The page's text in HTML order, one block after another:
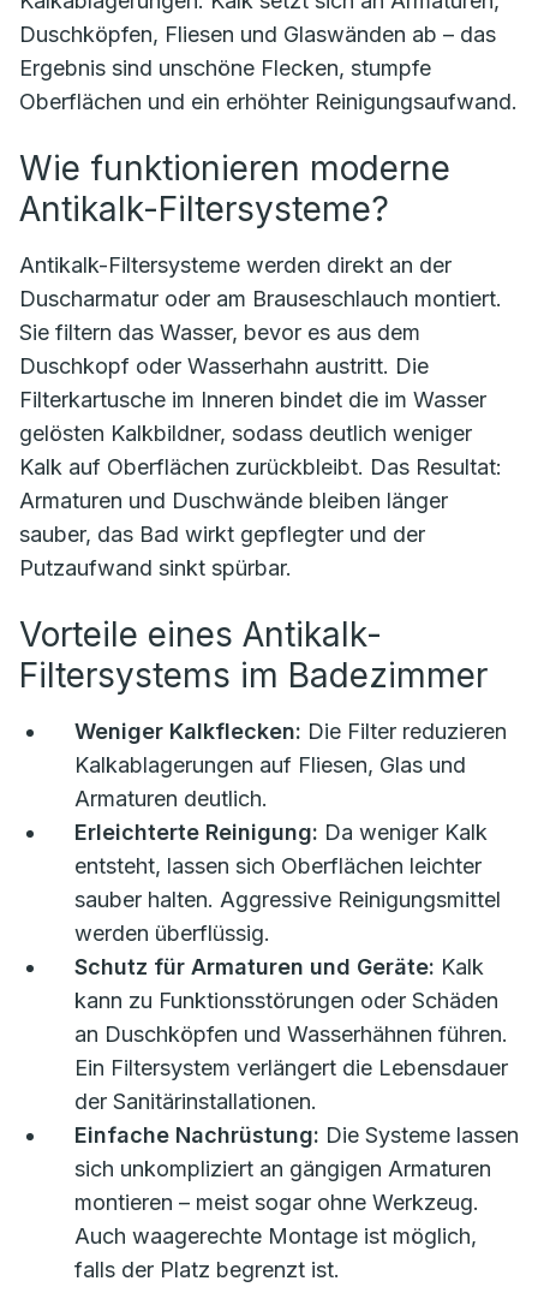
Duschköpfen, Fliesen und Glaswänden ab – das
Ergebnis sind unschöne Flecken, stumpfe
Oberflächen und ein erhöhter Reinigungsaufwand.
Wie funktionieren moderne
Antikalk-Filtersysteme?
Antikalk-Filtersysteme werden direkt an der
Duscharmatur oder am Brauseschlauch montiert.
Sie filtern das Wasser, bevor es aus dem
Duschkopf oder Wasserhahn austritt. Die
Filterkartusche im Inneren bindet die im Wasser
gelösten Kalkbildner, sodass deutlich weniger
Kalk auf Oberflächen zurückbleibt. Das Resultat:
Armaturen und Duschwände bleiben länger
sauber, das Bad wirkt gepflegter und der
Putzaufwand sinkt spürbar.
Vorteile eines Antikalk-
Filtersystems im Badezimmer
Weniger Kalkflecken: Die Filter reduzieren
Kalkablagerungen auf Fliesen, Glas und
Armaturen deutlich.
Erleichterte Reinigung: Da weniger Kalk
entsteht, lassen sich Oberflächen leichter
sauber halten. Aggressive Reinigungsmittel
werden überflüssig.
Schutz für Armaturen und Geräte: Kalk
kann zu Funktionsstörungen oder Schäden
an Duschköpfen und Wasserhähnen führen.
Ein Filtersystem verlängert die Lebensdauer
der Sanitärinstallationen.
Einfache Nachrüstung: Die Systeme lassen
sich unkompliziert an gängigen Armaturen
montieren – meist sogar ohne Werkzeug.
Auch waagerechte Montage ist möglich,
falls der Platz begrenzt ist.